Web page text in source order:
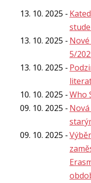
13. 10. 2025
13. 10. 2025
5/
13. 10. 2025
10. 10. 2025
Who
09. 10. 2025
09. 10. 2025